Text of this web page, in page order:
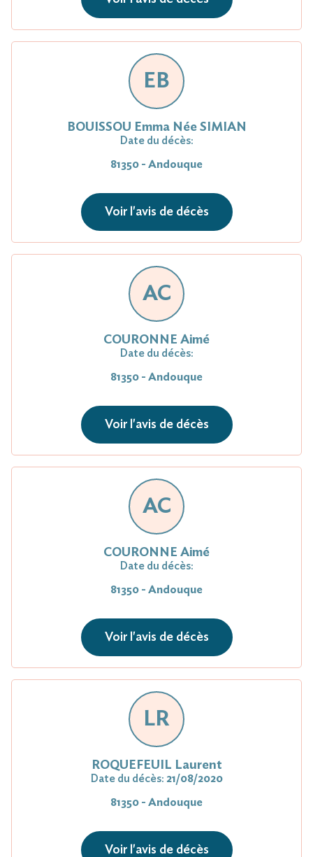
EB
BOUISSOU Emma Née SIMIAN
Date du décès:
81350 - Andouque
Voir l'avis de décès
AC
COURONNE Aimé
Date du décès:
81350 - Andouque
Voir l'avis de décès
AC
COURONNE Aimé
Date du décès:
81350 - Andouque
Voir l'avis de décès
LR
ROQUEFEUIL Laurent
Date du décès: 21/08/2020
81350 - Andouque
Voir l'avis de décès